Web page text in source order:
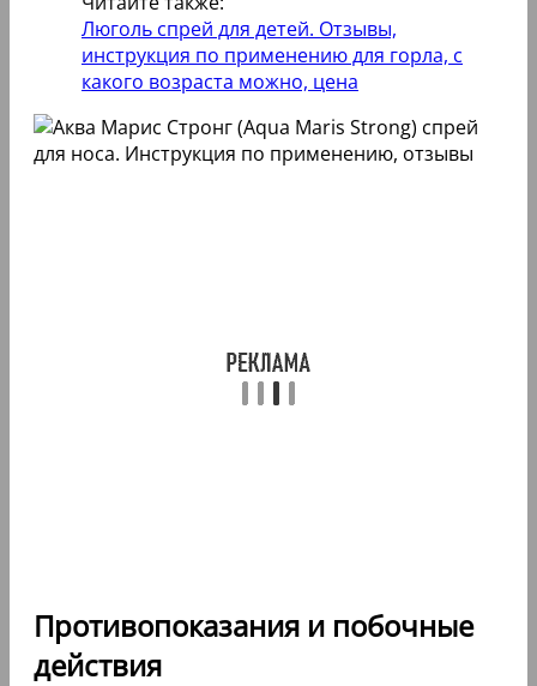
Люголь спрей для детей. Отзывы,
инструкция по применению для горла, с
какого возраста можно, цена
Противопоказания и побочные
действия